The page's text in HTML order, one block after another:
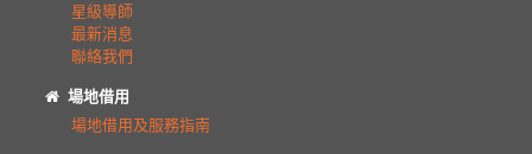
星級導師
最新消息
聯絡我們
場地借用
場地借用及服務指南